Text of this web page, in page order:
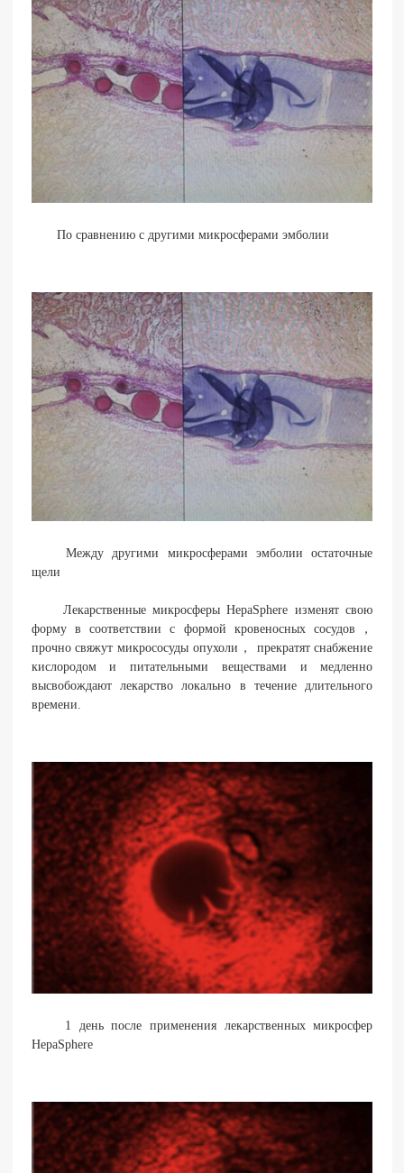
По сравнению с другими микросферами эмболии
Между другими микросферами эмболии остаточные
щели
Лекарственные микросферы HepaSphere изменят свою
форму в соответствии с формой кровеносных сосудов，
прочно свяжут микрососуды опухоли， прекратят снабжение
кислородом и питательными веществами и медленно
высвобождают лекарство локально в течение длительного
времени.
1 день после применения лекарственных микросфер
HepaSphere